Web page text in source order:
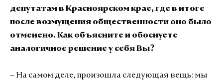
депутатам в Красноярском крае, где в итоге
после возмущения общественности оно было
отменено. Как объясните и обоснуете
аналогичное решение у себя Вы?
– На самом деле, произошла следующая вещь: мы